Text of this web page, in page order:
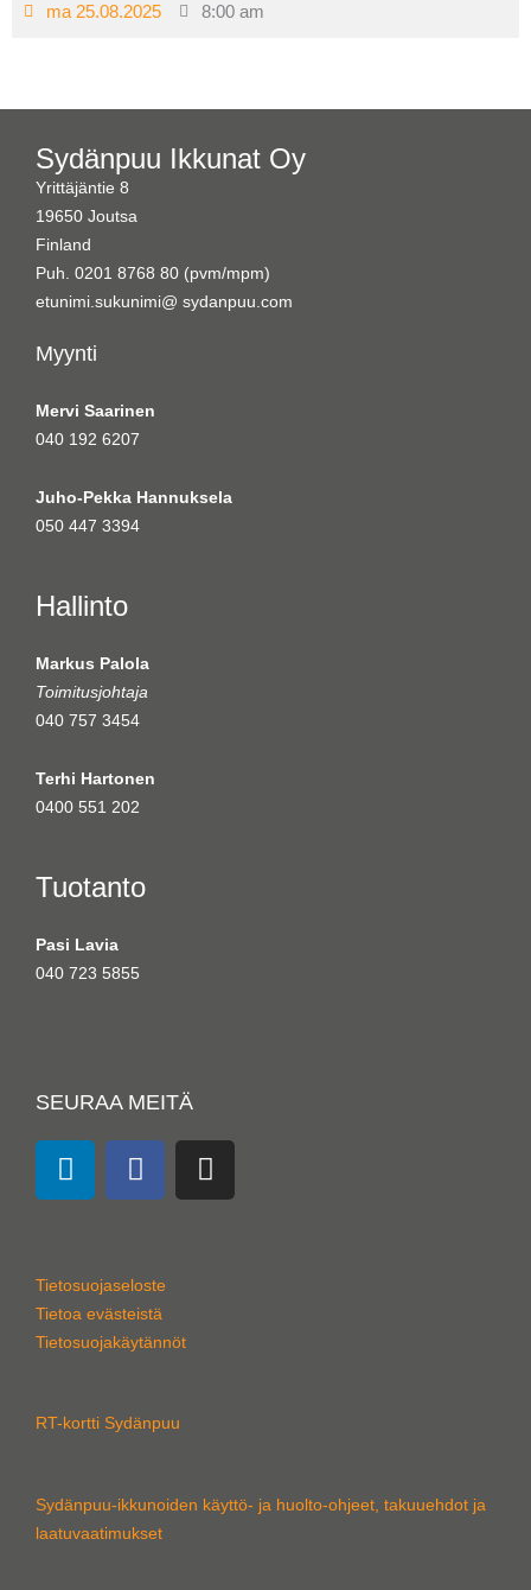
ma 25.08.2025
8:00 am
Sydänpuu Ikkunat Oy
Yrittäjäntie 8
19650 Joutsa
Finland
Puh. 0201 8768 80 (pvm/mpm)
etunimi.sukunimi@ sydanpuu.com
Myynti
Mervi Saarinen
040 192 6207
Juho-Pekka Hannuksela
050 447 3394
Hallinto
Markus Palola
Toimitusjohtaja
040 757 3454
Terhi Hartonen
0400 551 202
Tuotanto
Pasi Lavia
040 723 5855
SEURAA MEITÄ
L
i
d
i
F
a
b
o
o
k
I
n
Tietosuojaseloste
Tietoa evästeistä
Tietosuojakäytännöt
RT-kortti Sydänpuu
Sydänpuu-ikkunoiden käyttö- ja huolto-ohjeet, takuuehdot ja
laatuvaatimukset